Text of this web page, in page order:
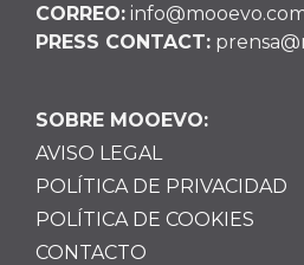
CORREO:
PRESS CONTACT:
SOBRE MOOEVO:
AVISO LEGAL
POLÍTICA DE PRIVACIDAD
POLÍTICA DE COOKIES
CONTACTO